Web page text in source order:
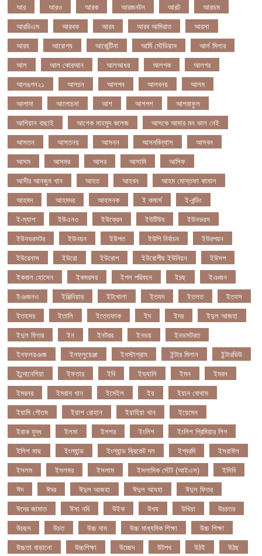
আর
আরও আরক আরজনটন আরট
আরডম
আরডিএম
আরথক আরব আরব আমিরাত
আরসা
আরহ
আরোগ্য আর্জেন্টিনা আর্মি স্টেডিয়াম
আর্ল মিলার
আল
আল কোরআন আলআধর আলগক
আলগর
আলঙগন২১
আলচন আলপন আলবনয়
আলম
আলাদা
আলোচনা আশ আশপশ
আশরাফুল
আশিয়ান বাছাই
আশেক মাহমুদ কলেজ
আসকে আমার মন ভাল নেই
আসতন
আসতনয় আসনন আসনবিন্যাস
আসবন
আসম
আসমর আসর আসামি
আসিফ
আসীর আনজুম খান
আহত আহবন
আহম মোস্তফা কামাল
আহমদ
আহমদর আহসনক ই কমার্স
ই-বন্ডিং
ই-ম্যাপ
ইউএনও ইউক্রেন ইউটিউব
ইউনভরস
ইউনভরসটর
ইউনয়ন ইউপত ইউপি নির্বাচন
ইউরপয়ন
ইউরেনাস
ইউরো ইউরোপ ইউরোপীয় ইউনিয়ন
ইউসপ
ইকবাল হোসেন
ইকমরসর ইগল পরিবহন ইচছ
ইঞজন
ইঞজনও
ইঞ্জিনিয়ার ইটখোলা ইতযদ ইতলত
ইতহস
ইতহসর
ইতালি ইত্তেফাক ইদ ইদর
ইদুল আজহা
ইদুল ফিতর
ইন ইনটরর ইনডয়
ইনডসটরত
ইনফলয়ঞজ
ইনফ্লুয়েঞ্জা ইনস্টাগ্রাম ইন্টার মিলান
ইন্টারভিউ
ইন্দোনেশিয়া
ইফতার ইবি ইভ্যালি ইমন
ইমরন
ইমরনর
ইমরান খান ইমেইল ইয়
ইয়ান বোথাম
ইয়ামি গৌতম
ইয়াশ রোহান ইয়াহিয়া খান
ইয়েমেন
ইরাক যুদ্ধ
ইলমা ইলশর ইংলিশ
ইংলিশ প্রিমিয়ার লিগ
ইলিশ মাছ
ইংল্যান্ড ইংল্যান্ড ক্রিকেট দল ইশ্বরদি
ইসরাঈল
ইসলম
ইসলমর ইসলাম ইসলামিক স্টেট (আইএস)
ইসিবি
ঈদ
ঈদর ঈদুল আজহা ঈদুল আযহা
ঈদুল ফিতর
ঈদের জামাত
ঈসা নবি উইক উখয উখিয়া
উচচতর
উচছদ
উচত উচ্চ দাম উচ্চ মাধ্যমিক শিক্ষা
উচ্চ শিক্ষা
উচ্চতা বাড়ানো
উচ্চশিক্ষা উচ্ছেদ উটপখ উঠই উঠছ